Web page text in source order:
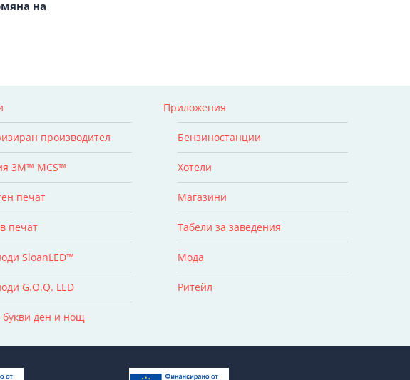
на
производител
3M™ MCS™
печат
печат
SloanLED™
G.O.Q. LED
ден и нощ
Приложения
Бензиностанции
Хотели
Магазини
Табели за заведения
Мода
Ритейл